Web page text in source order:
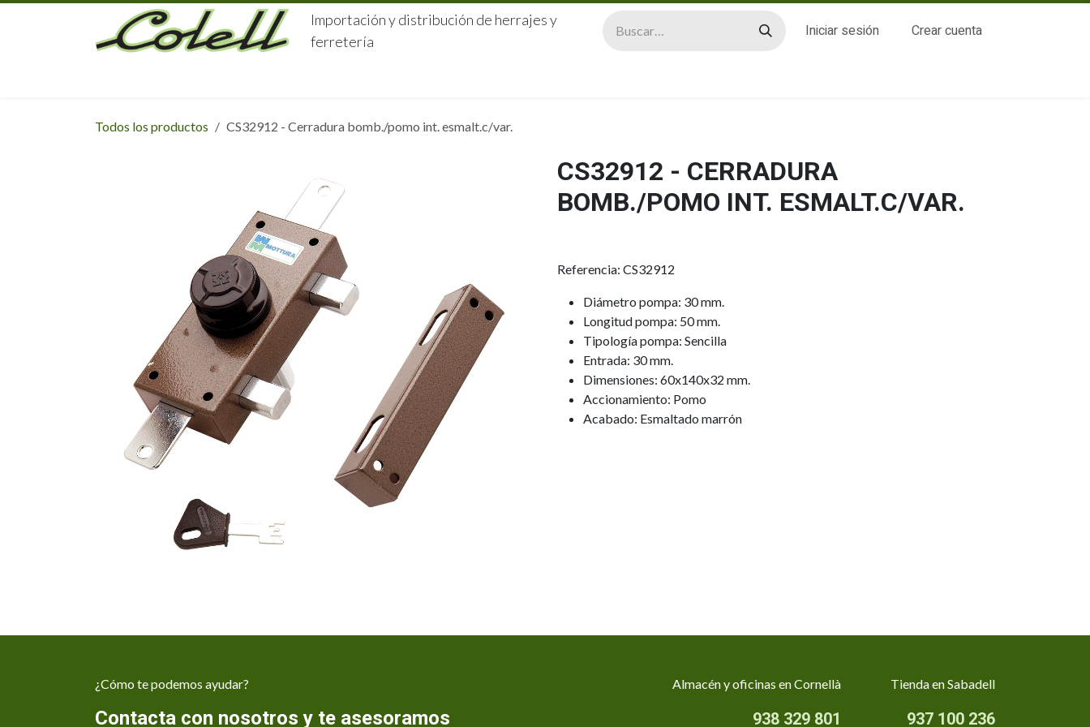
Ir al contenido
Importación y distribución de herrajes y
ferretería
Iniciar sesión Crear cuenta
Todos los productos CS32912 - Cerradura bomb./pomo int. esmalt.c/var.
CS32912 - CERRADURA
BOMB./POMO INT. ESMALT.C/VAR.
Referencia: CS32912
Diámetro pompa: 30 mm.
Longitud pompa: 50 mm.
Tipología pompa: Sencilla
Entrada: 30 mm.
Dimensiones: 60x140x32 mm.
Accionamiento: Pomo
Acabado: Esmaltado marrón
¿Cómo te podemos ayudar?
Contacta con nosotros y te asesoramos
Almacén y oficinas en Cornellà
938 329 801
Tienda en Sabadell
937 100 236